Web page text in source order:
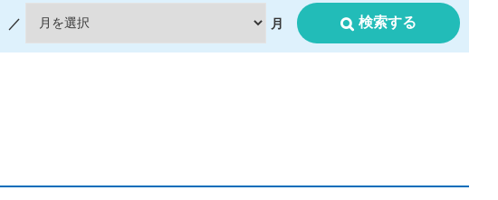
／ 月 検索する